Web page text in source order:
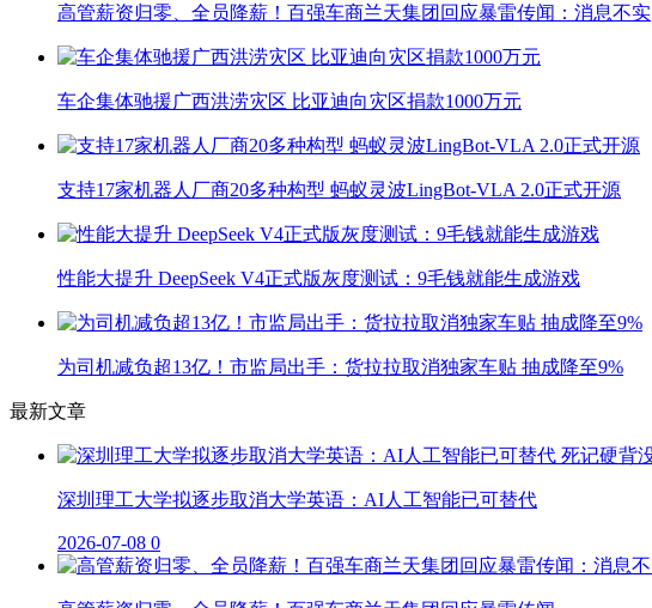
高管薪资归零、全员降薪！百强车商兰天集团回应暴雷传闻：消息不实
车企集体驰援广西洪涝灾区 比亚迪向灾区捐款1000万元
支持17家机器人厂商20多种构型 蚂蚁灵波LingBot-VLA 2.0正式开源
性能大提升 DeepSeek V4正式版灰度测试：9毛钱就能生成游戏
为司机减负超13亿！市监局出手：货拉拉取消独家车贴 抽成降至9%
最新文章
深圳理工大学拟逐步取消大学英语：AI人工智能已可替代
2026-07-08 0